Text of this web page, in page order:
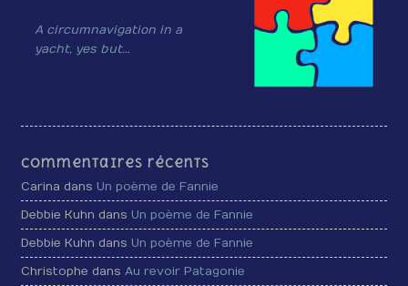
A circumnavigation in a
yacht, yes but…
Commentaires récents
Carina dans Un poème de Fannie
Debbie Kuhn dans Un poème de Fannie
Debbie Kuhn dans Un poème de Fannie
Christophe dansAu revoir Patagonie